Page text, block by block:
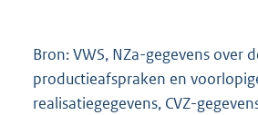
Bron: VWS, NZa-gegevens over
productieafspraken en
realisatiegegevens, CVZ-